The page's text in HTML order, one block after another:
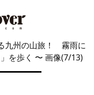
九州の山旅！ 霧雨に
を歩く 〜 画像(7/13)